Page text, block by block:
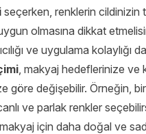
seçerken, renklerin cildinizin
olmasına dikkat
ve uygulama kolaylığı
, makyaj hedeflerinize ve
göre değişebilir. Örneğin,
ve parlak renkler
için daha doğal ve